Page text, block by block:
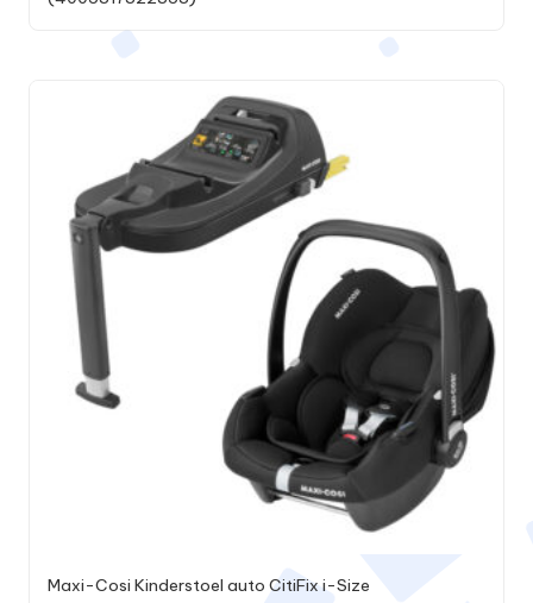
Maxi-Cosi Kinderstoel auto CitiFix i-Size